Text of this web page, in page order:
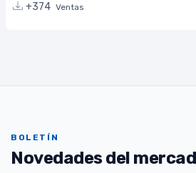
+374 Ventas
BOLETÍN
Novedades del